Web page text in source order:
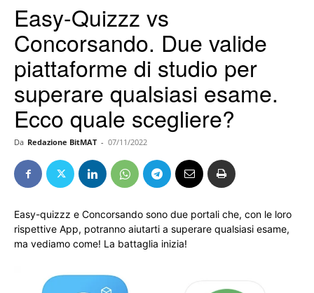
Easy-Quizzz vs
Concorsando. Due valide
piattaforme di studio per
superare qualsiasi esame.
Ecco quale scegliere?
Da Redazione BitMAT - 07/11/2022
Easy-quizzz e Concorsando sono due portali che, con le loro
rispettive App, potranno aiutarti a superare qualsiasi esame,
ma vediamo come! La battaglia inizia!